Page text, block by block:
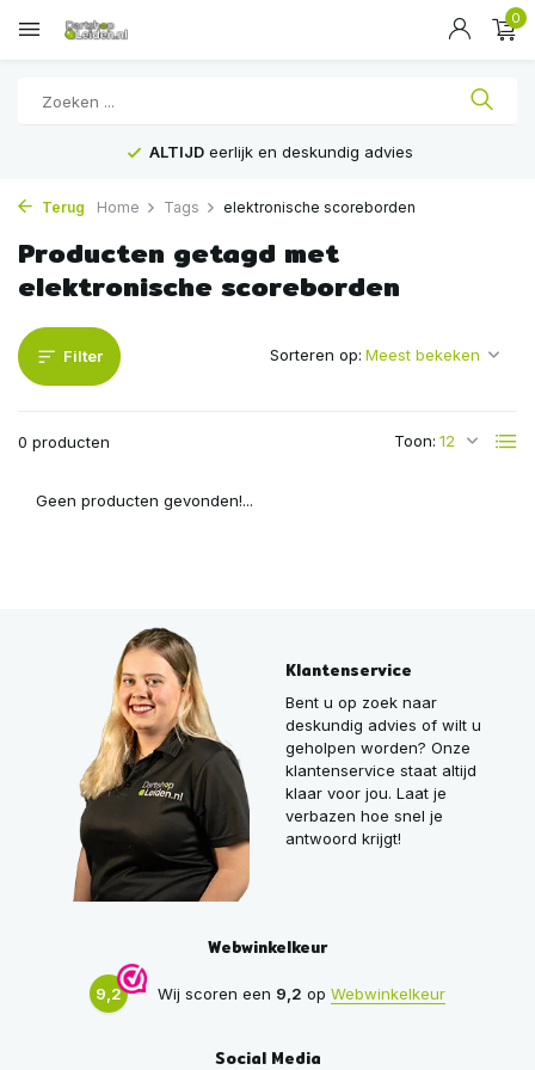
0
en deskundig advies Voor
Terug Home Tags elektronische scoreborden
Producten getagd met
elektronische scoreborden
Filter
0 producten Toon:
Sorteren op:
Geen producten gevonden!...
Klantenservice
Bent u op zoek naar
deskundig advies of wilt u
geholpen worden? Onze
klantenservice staat altijd
klaar voor jou. Laat je
verbazen hoe snel je
antwoord krijgt!
Webwinkelkeur
9,2 Wij scoren een 9,2 op Webwinkelkeur
Social Media